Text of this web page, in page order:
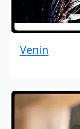
Venin